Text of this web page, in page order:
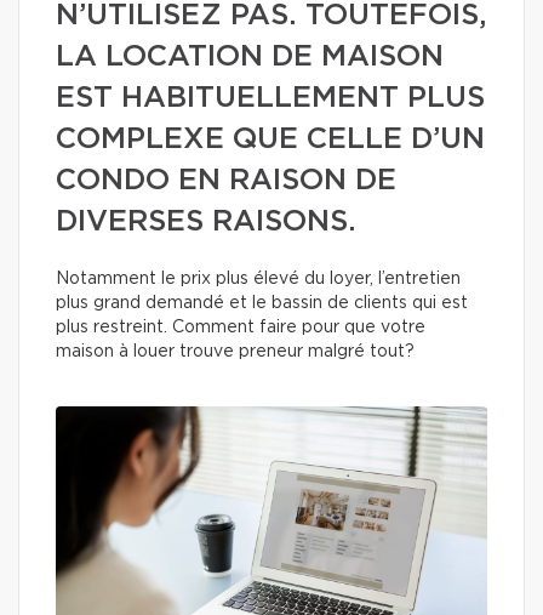
N’UTILISEZ PAS. TOUTEFOIS,
LA LOCATION DE MAISON
EST HABITUELLEMENT PLUS
COMPLEXE QUE CELLE D’UN
CONDO EN RAISON DE
DIVERSES RAISONS.
Notamment le prix plus élevé du loyer, l’entretien
plus grand demandé et le bassin de clients qui est
plus restreint. Comment faire pour que votre
maison à louer trouve preneur malgré tout?